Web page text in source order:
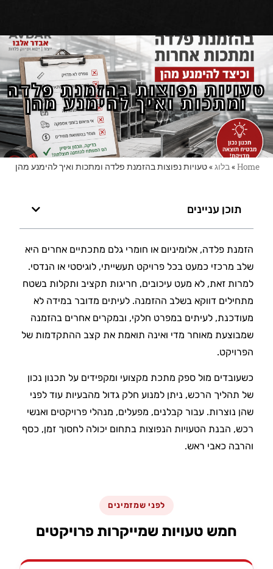
טעויות נפוצות בהזמנת פלדה
ומתכות ואיך להימנע מהן
Home
»בלוג»טעויות נפוצות בהזמנת פלדה ומתכות ואיך להימנע מהן
תוכן עניינים
הזמנת פלדה, אלומיניום או חומרי גלם מתכתיים אחרים היא
שלב מרכזי כמעט בכל פרויקט תעשייתי, לוגיסטי או הנדסי.
למרות זאת, לא מעט עיכובים, חריגות תקציב ותקלות בשטח
מתחילים דווקא בשלב ההזמנה. לעיתים מדובר במידה לא
מעודכנת, לעיתים במפרט חלקי, ובמקרים אחרים בהזמנה
שמבוצעת מאוחר מדי ואינה תואמת את קצב ההתקדמות של
הפרויקט.
כשעובדים מול ספק מתכת מקצועי ומקפידים על תכנון נכון
של תהליך הרכש, ניתן למנוע חלק גדול מהבעיות עוד לפני
שהן נוצרות. עבור קבלנים, מפעלים, מנהלי פרויקטים ואנשי
רכש, הבנת הטעויות הנפוצות בתחום יכולה לחסוך זמן, כסף
והרבה כאבי ראש.
לפני שמזמינים
חמש טעויות שמייקרות פרויקטים